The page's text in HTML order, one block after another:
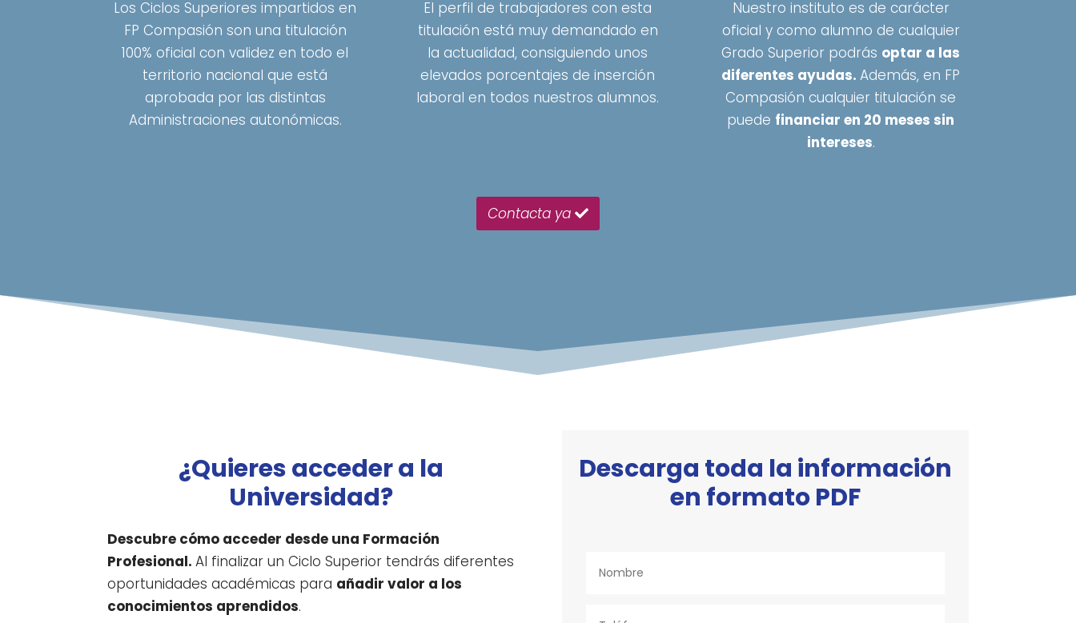
Los Ciclos Superiores impartidos en
FP Compasión son una titulación
100% oficial con validez en todo el
territorio nacional que está
aprobada por las distintas
Administraciones autonómicas.
El perfil de trabajadores con esta
titulación está muy demandado en
la actualidad, consiguiendo unos
elevados porcentajes de inserción
laboral en todos nuestros alumnos.
Nuestro instituto es de carácter
oficial y como alumno de cualquier
Grado Superior podrás optar a las
diferentes ayudas.Además, en FP
Compasión cualquier titulación se
puede financiar en 20 meses sin
intereses.
Contacta ya
¿Quieres acceder a la
Universidad?
Descubre cómo acceder desde una Formación
Profesional.Al finalizar un Ciclo Superior tendrás diferentes
oportunidades académicas para añadir valor a los
conocimientos aprendidos.
Descarga toda la información
en formato PDF